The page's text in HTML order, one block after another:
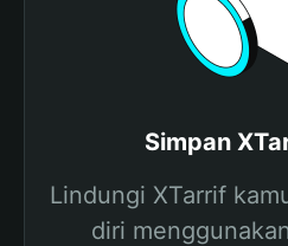
Simpan
Lindungi XTarrif
diri